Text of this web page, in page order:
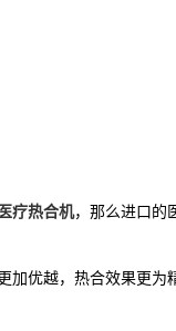
疗热合机，那么进口的
优越，热合效果更为